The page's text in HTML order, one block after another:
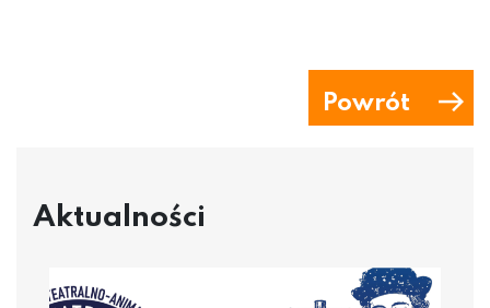
Powrót
Aktualności